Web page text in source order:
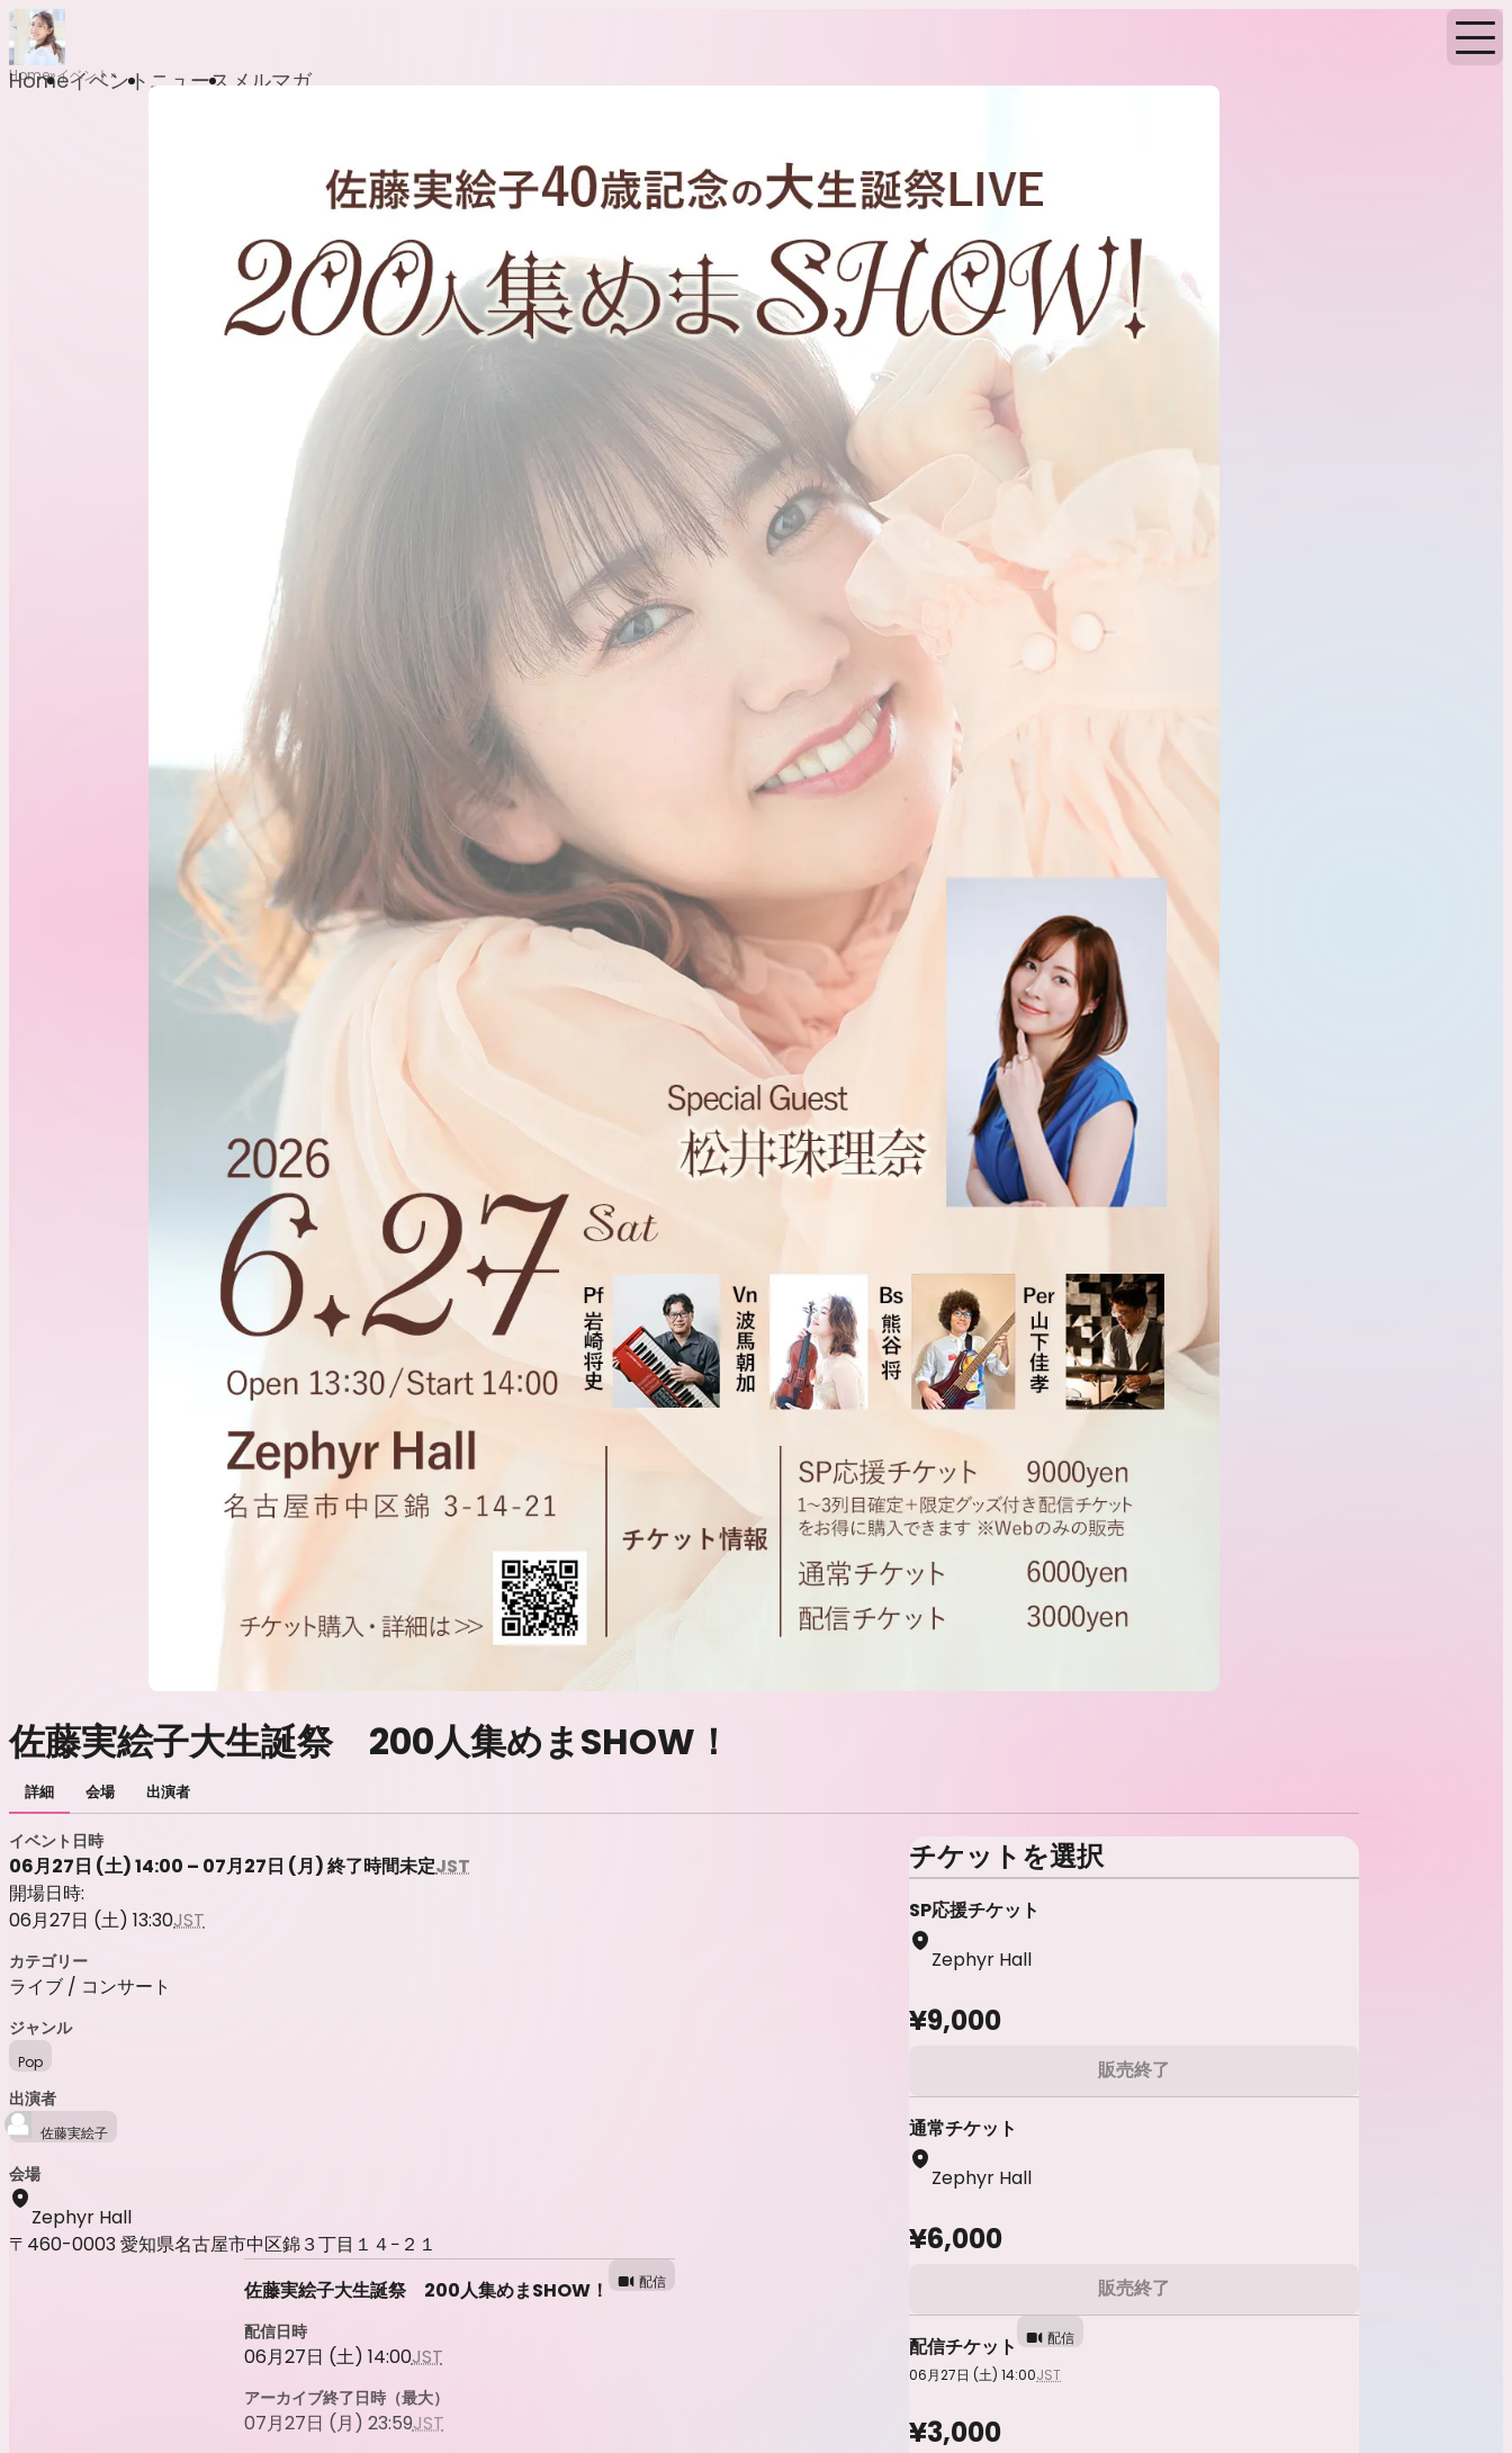
Homeイベント ニュース メルマガ
Home イベント
佐藤実絵子大生誕祭 200人集めまSHOW！
詳細 会場 出演者
イベント日時
06月27日 (土) 14:00 – 07月27日 (月) 終了時間未定JST
開場日時:
06月27日 (土) 13:30JST
カテゴリー
ライブ / コンサート
ジャンル
Pop
出演者
佐藤実絵子
会場
Zephyr Hall
〒460-0003 愛知県名古屋市中区錦３丁目１４−２１
佐藤実絵子大生誕祭 200人集めまSHOW！
配信
配信日時
06月27日 (土) 14:00JST
アーカイブ終了日時（最大）
07月27日 (月) 23:59JST
チケットを選択
SP応援チケット
Zephyr Hall
¥9,000
販売終了
通常チケット
Zephyr Hall
¥6,000
販売終了
配信チケット
配信
06月27日 (土) 14:00JST
¥3,000